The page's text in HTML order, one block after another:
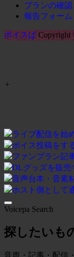
プランの確
報告フォーム
ボイスぱCopyright
+
ライブ配信を始
ボイス投稿をす
ファンプラン記
DLグッズを販売
音声台本・音素
ホスト側として
Voicepa Search
探したいも
音声・記事・配信